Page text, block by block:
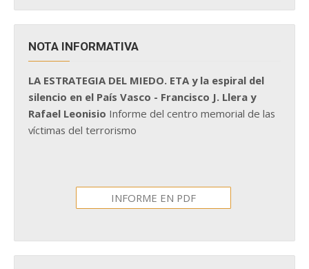
NOTA INFORMATIVA
LA ESTRATEGIA DEL MIEDO. ETA y la espiral del
silencio en el País Vasco - Francisco J. Llera y
Rafael Leonisio Informe del centro memorial de las
víctimas del terrorismo
INFORME EN PDF